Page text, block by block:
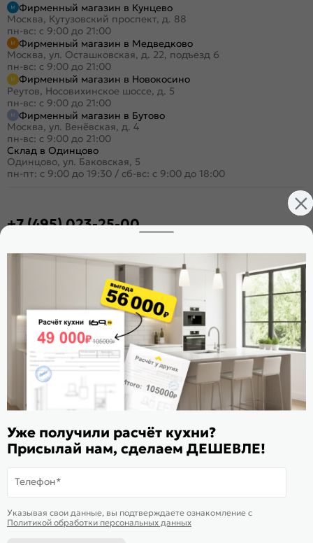
Фирменный магазин в Кунцево
Москва, Кутузовский проспект, д. 88
пн-вс: с 9:00 до 21:00
Фирменный магазин в Медведково
Москва, ул. Осташковская, д. 22, подъезд 6
пн-вс: с 9:00 до 21:00
Фирменный магазин в Новокосино
Реутов, Носовихинское шоссе, д. 5
пн-вс: с 9:00 до 21:00
Фирменный магазин в Бутово
Москва, ул. Венёвская, д. 4
пн-вс: с 9:00 до 21:00
Склад в Одинцово
Одинцово, ул. Баковская, 5
пн-пт: с 9:00 до 19:30 / сб-вс: с 9:00 до 18:00
+7 (495) 023-25-00
Расскажите о нас
Поделиться
Оцените магазин
ИКС 1180
© 2015—2026 Интернет-магазин мебели Mebel169.ru
Пользовательское соглашение
Политика обработки персональных данных
Карта сайта
технологии
Уже получили расчёт кухни?
Присылай нам, сделаем ДЕШЕВЛЕ!
Телефон*
Указывая свои данные, вы подтверждаете ознакомление c
Политикой обработки персональных данных